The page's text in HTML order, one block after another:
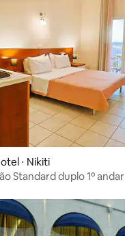
⋅ Nikiti
Standard duplo 1º andar